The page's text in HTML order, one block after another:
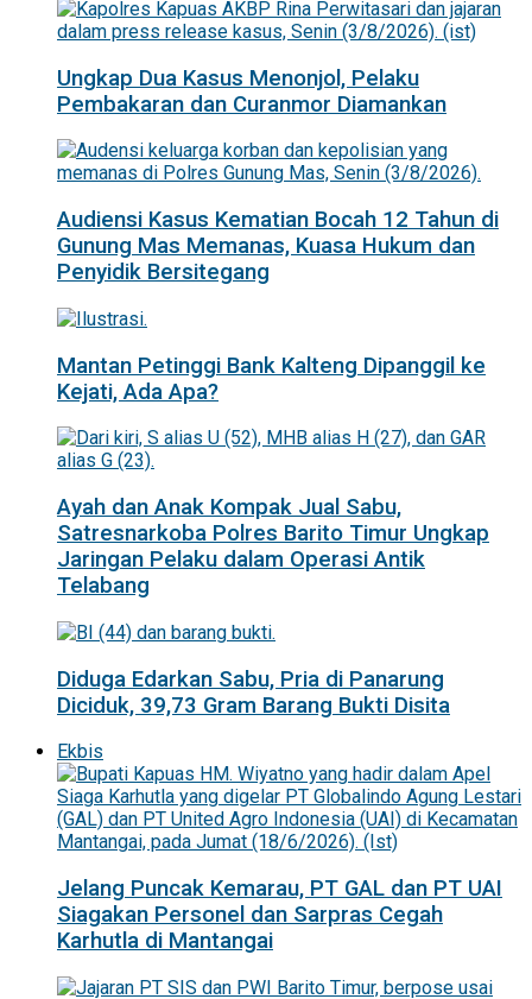
Ungkap Dua Kasus Menonjol, Pelaku
Pembakaran dan Curanmor Diamankan
Audiensi Kasus Kematian Bocah 12 Tahun di
Gunung Mas Memanas, Kuasa Hukum dan
Penyidik Bersitegang
Mantan Petinggi Bank Kalteng Dipanggil ke
Kejati, Ada Apa?
Ayah dan Anak Kompak Jual Sabu,
Satresnarkoba Polres Barito Timur Ungkap
Jaringan Pelaku dalam Operasi Antik
Telabang
Diduga Edarkan Sabu, Pria di Panarung
Diciduk, 39,73 Gram Barang Bukti Disita
Ekbis
Jelang Puncak Kemarau, PT GAL dan PT UAI
Siagakan Personel dan Sarpras Cegah
Karhutla di Mantangai